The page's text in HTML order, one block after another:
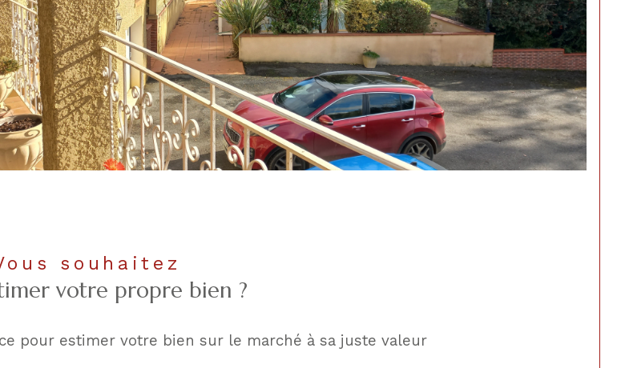
Vous souhaitez
votre propre bien ?
pour estimer votre bien sur le marché à sa juste valeur